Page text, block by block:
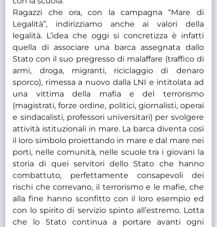
Ragazzi che ora, con la campagna “Mare di
Legalità”, indirizziamo anche ai valori della
legalità. L’idea che oggi si concretizza è infatti
quella di associare una barca assegnata dallo
Stato con il suo pregresso di malaffare (traffico di
armi, droga, migranti, riciclaggio di denaro
sporco), rimessa a nuovo dalla LNI e intitolata ad
una vittima della mafia e del terrorismo
(magistrati, forze ordine, politici, giornalisti, operai
e sindacalisti, professori universitari) per svolgere
attività istituzionali in mare. La barca diventa così
il loro simbolo proiettando in mare e dal mare nei
porti, nelle comunità, nelle scuole tra i giovani la
storia di quei servitori dello Stato che hanno
combattuto, perfettamente consapevoli dei
rischi che correvano, il terrorismo e le mafie, che
alla fine hanno sconfitto con il loro esempio ed
con lo spirito di servizio spinto all’estremo. Lotta
che lo Stato continua a portare avanti ogni